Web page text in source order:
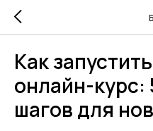
Как
онлайн-курс:
шагов для